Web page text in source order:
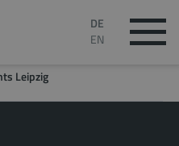
DE
EN
Leipzig